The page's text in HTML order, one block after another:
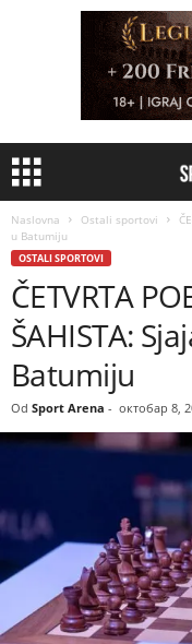
Naslovna Ostali sportovi
u Batumiju
OSTALI SPORTOVI
ČETVRTA
ŠAHISTA:
Batumiju
Od Sport Arena - октобар 8,